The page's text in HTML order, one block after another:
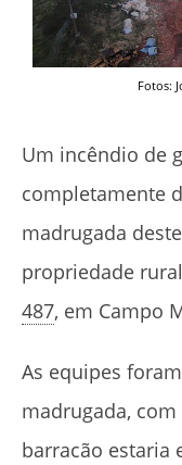
Fotos:
Um incêndio de
completamente
madrugada
propriedade
487, em Campo
As equipes
madrugada,
barracão estaria